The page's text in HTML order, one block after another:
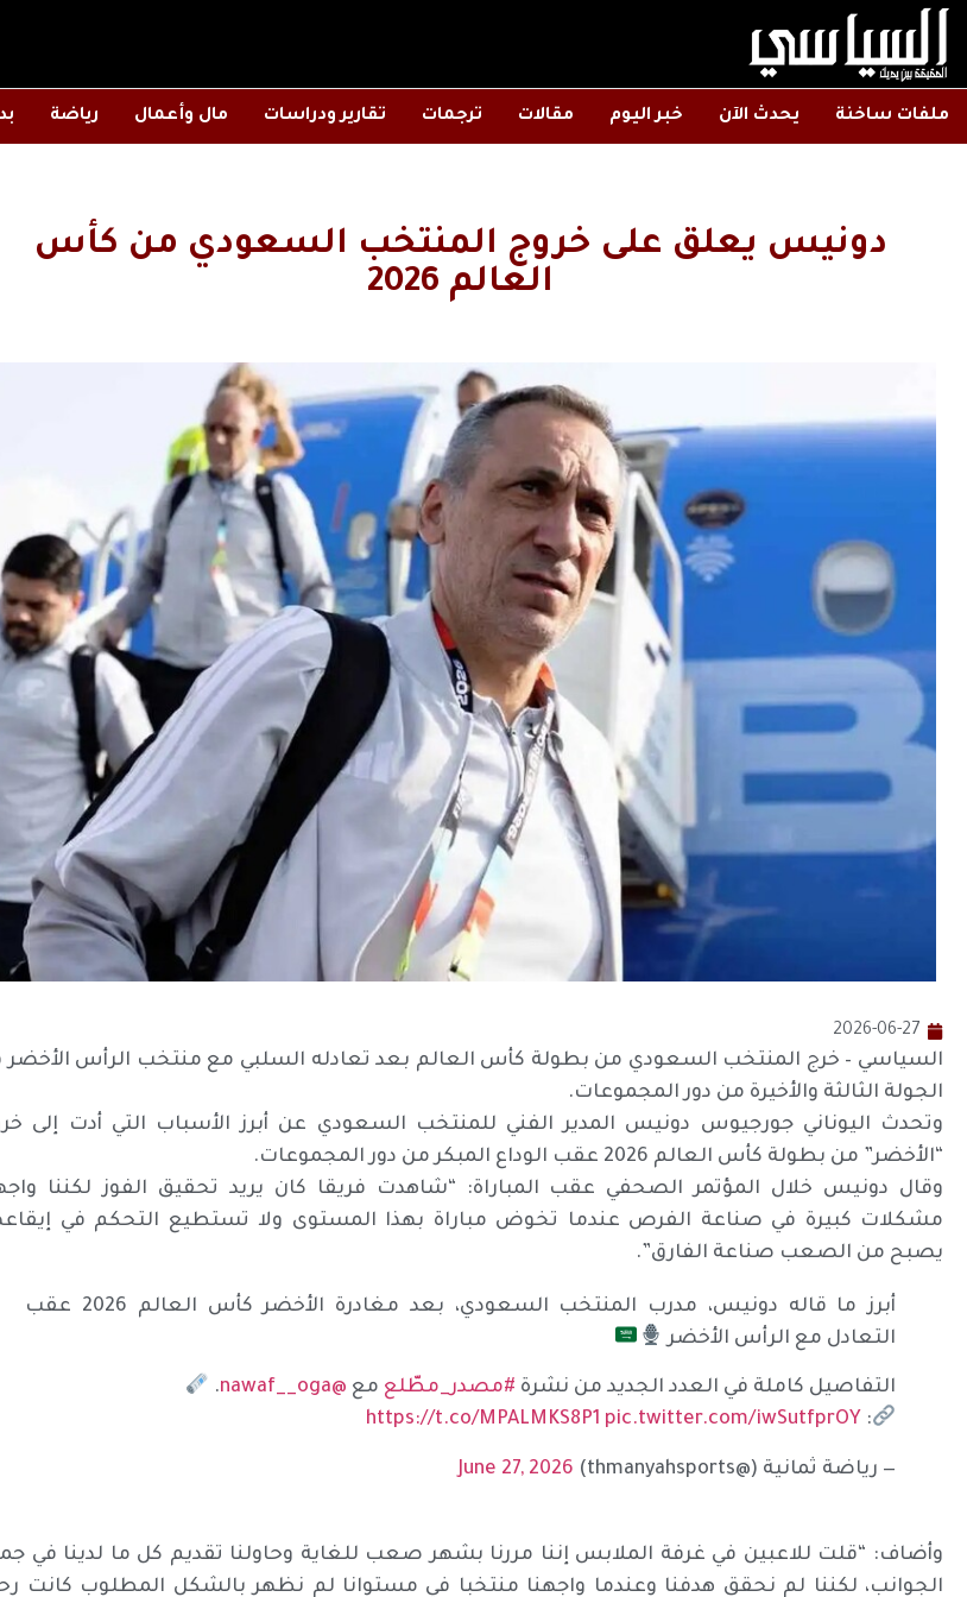
ملفات ساخنة يحدث الآن خبر اليوم مقالات ترجمات تقارير ودراسات مال وأعمال رياضة
دونيس يعلق على خروج المنتخب السعودي من كأس
العالم 2026
2026-06-27
السياسي – خرج المنتخب السعودي من بطولة كأس العالم بعد تعادله السلبي مع منتخب الرأس الأخضر
الجولة الثالثة والأخيرة من دور المجموعات.
وتحدث اليوناني جورجيوس دونيس المدير الفني للمنتخب السعودي عن أبرز الأسباب التي أدت إلى
“الأخضر” من بطولة كأس العالم 2026 عقب الوداع المبكر من دور المجموعات.
وقال دونيس خلال المؤتمر الصحفي عقب المباراة: “شاهدت فريقا كان يريد تحقيق الفوز لكننا
مشكلات كبيرة في صناعة الفرص عندما تخوض مباراة بهذا المستوى ولا تستطيع التحكم في
يصبح من الصعب صناعة الفارق”.
أبرز ما قاله دونيس، مدرب المنتخب السعودي، بعد مغادرة الأخضر كأس العالم 2026 عقب
التعادل مع الرأس الأخضر
التفاصيل كاملة في العدد الجديد من نشرة #مصدر_مطّلع مع @nawaf__oga
.
:
https://t.co/MPALMKS8P1 pic.twitter.com/iwSutfprOY
— رياضة ثمانية (@thmanyahsports) June 27, 2026
وأضاف: “قلت للاعبين في غرفة الملابس إننا مررنا بشهر صعب للغاية وحاولنا تقديم كل ما لدينا في
الجوانب، لكننا لم نحقق هدفنا وعندما واجهنا منتخبا في مستوانا لم نظهر بالشكل المطلوب كانت